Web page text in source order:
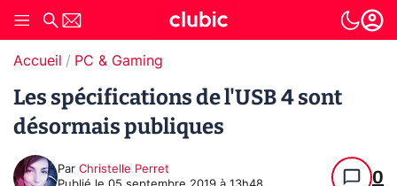
Accueil PC & Gaming
Les spécifications de l'USB 4 sont
désormais publiques
Par Christelle Perret
0